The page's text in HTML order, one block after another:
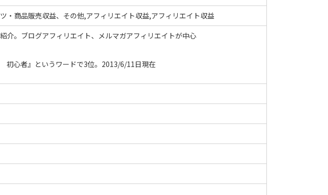
・商品販売収益、その他,アフィリエイト収益,アフィリエイト収益
介。ブログアフィリエイト、メルマガアフィリエイトが中心
初心者』というワードで3位。2013/6/11日現在